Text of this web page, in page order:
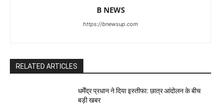
B NEWS
https://bnewsup.com
RELATED ARTICLES
धर्मेंद्र प्रधान ने दिया इस्तीफा: छात्र आंदोलन के बीच
बड़ी खबर